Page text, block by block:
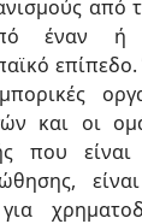
από
έναν ή
και οι
που είναι